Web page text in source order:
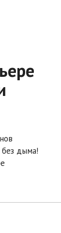
без дыма!